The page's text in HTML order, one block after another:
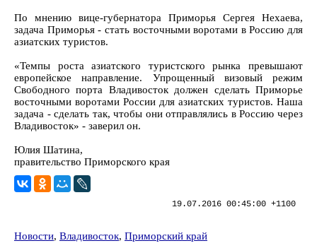
По мнению вице-губернатора Приморья Сергея Нехаева,
задача Приморья - стать восточными воротами в Россию для
азиатских туристов.
«Темпы роста азиатского туристского рынка превышают
европейское направление. Упрощенный визовый режим
Свободного порта Владивосток должен сделать Приморье
восточными воротами России для азиатских туристов. Наша
задача - сделать так, чтобы они отправлялись в Россию через
Владивосток» - заверил он.
Юлия Шатина,
правительство Приморского края
19.07.2016 00:45:00 +1100
Новости, Владивосток, Приморский край